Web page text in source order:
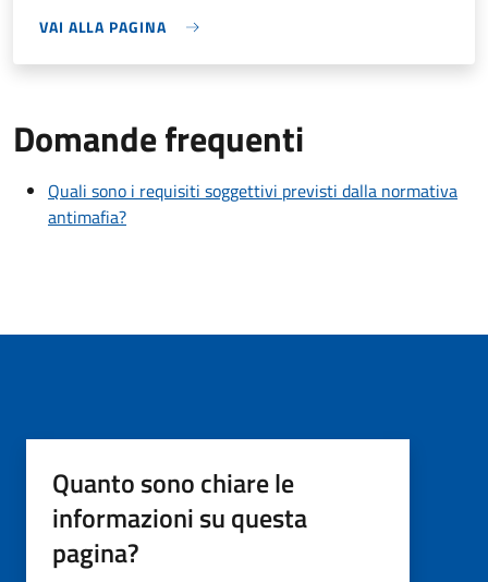
VAI ALLA PAGINA
Domande frequenti
Quali sono i requisiti soggettivi previsti dalla normativa
antimafia?
Quanto sono chiare le
informazioni su questa
pagina?